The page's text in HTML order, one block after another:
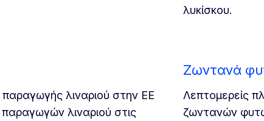
λυκίσκου.
λιναριού στην ΕΕ
παραγωγών λιναριού στις
Ζωντανά
Λεπτομερείς
ζωντανών